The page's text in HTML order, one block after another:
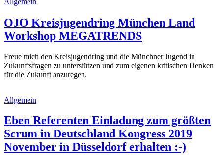
OJO Kreisjugendring München Land
Workshop MEGATRENDS
Freue mich den Kreisjugendring und die Münchner Jugend in
Zukunftsfragen zu unterstützen und zum eigenen kritischen Denken
für die Zukunft anzuregen.
Allgemein
Eben Referenten Einladung zum größten
Scrum in Deutschland Kongress 2019
November in Düsseldorf erhalten :-)